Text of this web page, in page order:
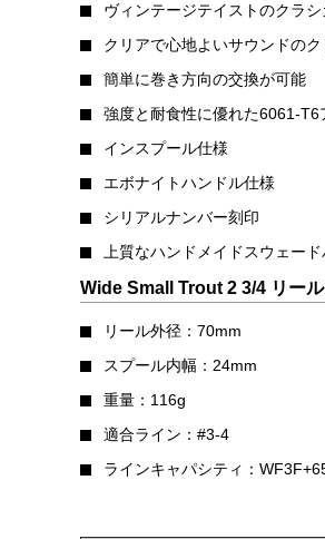
ヴィンテージテイストのクラ
クリアで心地よいサウンドの
簡単に巻き方向の交換が可能
強度と耐食性に優れた6061-T6
インスプール仕様
エボナイトハンドル仕様
シリアルナンバー刻印
上質なハンドメイドスウェー
Wide Small Trout 2 3/4 リー
リール外径：70mm
スプール内幅：24mm
重量：116g
適合ライン：#3-4
ラインキャパシティ：